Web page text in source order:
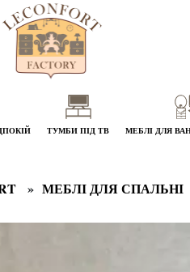
ТУМБИ ПІД ТВ МЕБЛІ ДЛЯ
МЕБЛІ ДЛЯ СПАЛЬНІ